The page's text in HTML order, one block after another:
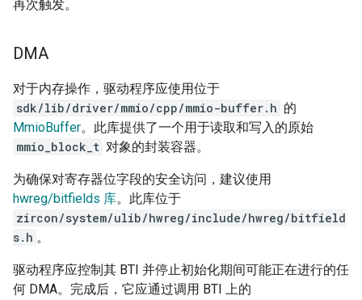
再次触发。
DMA
对于内存操作，驱动程序应使用位于
sdk/lib/driver/mmio/cpp/mmio-buffer.h 的
MmioBuffer。此库提供了一个用于读取和写入的原始
mmio_block_t 对象的封装容器。
为确保对寄存器位字段的安全访问，建议使用
hwreg/bitfields 库。此库位于
zircon/system/ulib/hwreg/include/hwreg/bitfield
s.h 。
驱动程序应控制其 BTI 并停止初始化期间可能正在进行的任
何 DMA。完成后，它应通过调用 BTI 上的